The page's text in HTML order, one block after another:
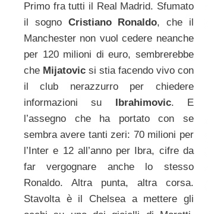
Primo fra tutti il Real Madrid. Sfumato
il sogno Cristiano Ronaldo, che il
Manchester non vuol cedere neanche
per 120 milioni di euro, sembrerebbe
che Mijatovic si stia facendo vivo con
il club nerazzurro per chiedere
informazioni su Ibrahimovic. E
l’assegno che ha portato con se
sembra avere tanti zeri: 70 milioni per
l’Inter e 12 all’anno per Ibra, cifre da
far vergognare anche lo stesso
Ronaldo. Altra punta, altra corsa.
Stavolta è il Chelsea a mettere gli